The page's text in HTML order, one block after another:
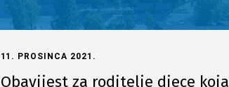
11. PROSINCA 2021.
Obavijest za roditelje djece koja